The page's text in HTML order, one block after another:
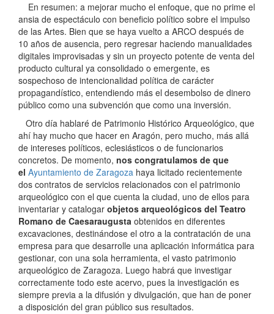
En resumen: a mejorar mucho el enfoque, que no prime el
ansia de espectáculo con beneficio político sobre el impulso
de las Artes. Bien que se haya vuelto a ARCO después de
10 años de ausencia, pero regresar haciendo manualidades
digitales improvisadas y sin un proyecto potente de venta del
producto cultural ya consolidado o emergente, es
sospechoso de intencionalidad política de carácter
propagandístico, entendiendo más el desembolso de dinero
público como una subvención que como una inversión.
Otro día hablaré de Patrimonio Histórico Arqueológico, que
ahí hay mucho que hacer en Aragón, pero mucho, más allá
de intereses políticos, eclesiásticos o de funcionarios
concretos. De momento, nos congratulamos de que
el Ayuntamiento de Zaragoza haya licitado recientemente
dos contratos de servicios relacionados con el patrimonio
arqueológico con el que cuenta la ciudad, uno de ellos para
inventariar y catalogar objetos arqueológicos del Teatro
Romano de Caesaraugusta obtenidos en diferentes
excavaciones, destinándose el otro a la contratación de una
empresa para que desarrolle una aplicación informática para
gestionar, con una sola herramienta, el vasto patrimonio
arqueológico de Zaragoza. Luego habrá que investigar
correctamente todo este acervo, pues la investigación es
siempre previa a la difusión y divulgación, que han de poner
a disposición del gran público sus resultados.